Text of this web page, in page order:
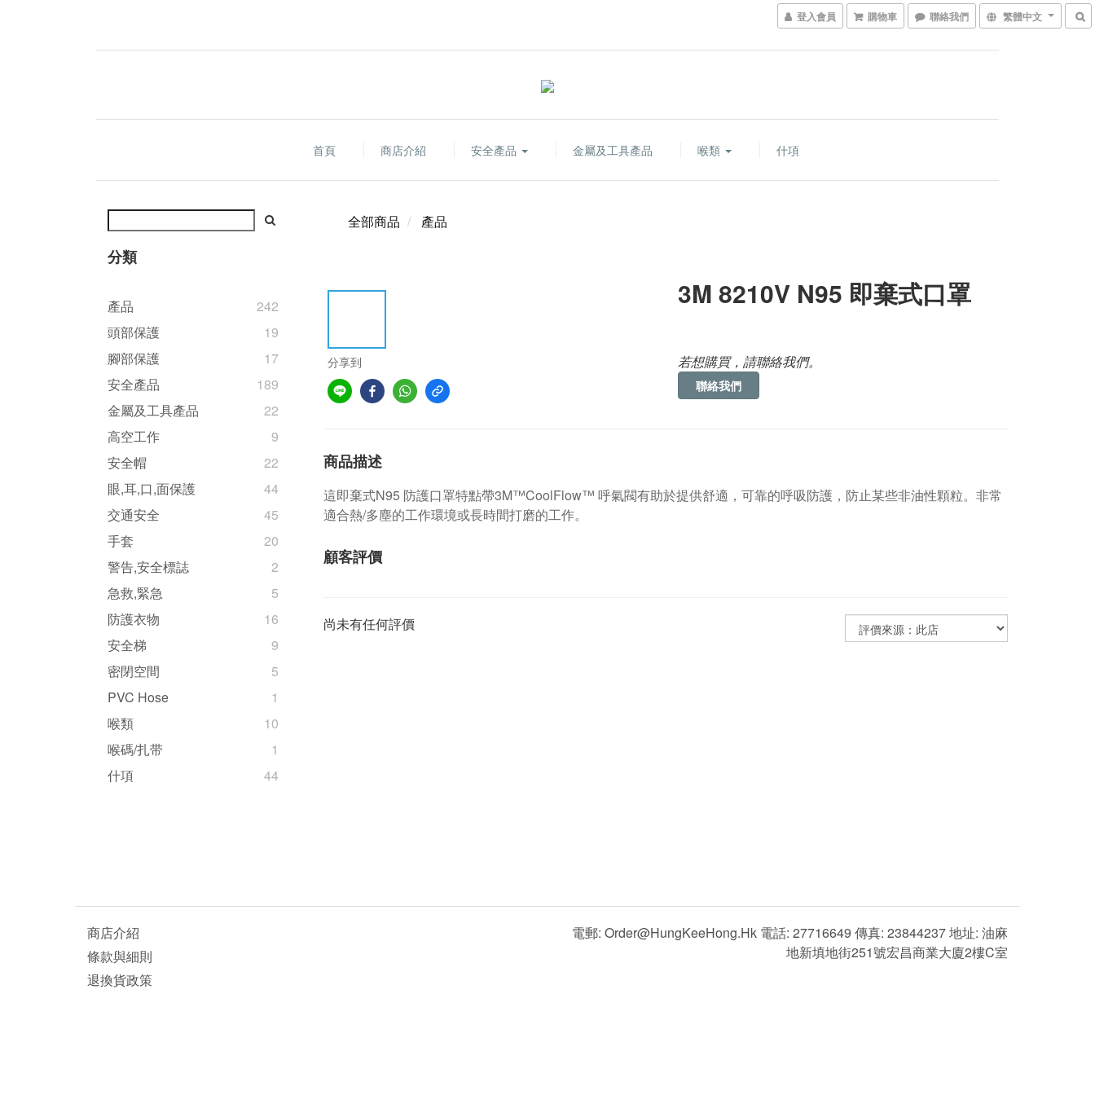
登入會員 購物車 聯絡我們 繁體中文
首頁 商店介紹 安全產品 金屬及工具產品 喉類 什項
分類
產品
242
頭部保護
19
腳部保護
17
安全產品
189
金屬及工具產品
22
高空工作
9
安全帽
22
眼,耳,口,面保護
44
交通安全
45
手套
20
警告,安全標誌
2
急救,緊急
5
防護衣物
16
安全梯
9
密閉空間
5
PVC Hose
1
喉類
10
喉碼/扎带
1
什項
44
全部商品 產品
分享到
3M 8210V N95 即棄式口罩
若想購買，請聯絡我們。
聯絡我們
商品描述
這即棄式N95 防護口罩特點帶3M™CoolFlow™ 呼氣閥有助於提供舒適，可靠的呼吸防護，防止某些非油性顆粒。非常
適合熱/多塵的工作環境或長時間打磨的工作。
顧客評價
尚未有任何評價
商店介紹
條款與細則
退換貨政策
電郵: Order@HungKeeHong.hk 電話: 27716649 傳真: 23844237 地址: 油麻
地新填地街251號宏昌商業大廈2樓C室